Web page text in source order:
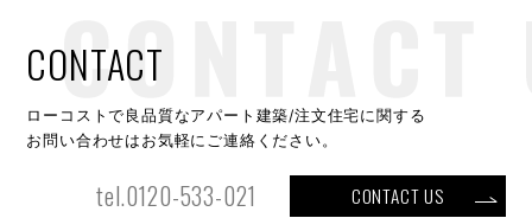
CONTACT
ローコストで良品質なアパート建築/注文住宅に関する
お問い合わせはお気軽にご連絡ください。
tel.0120-533-021 CONTACT US